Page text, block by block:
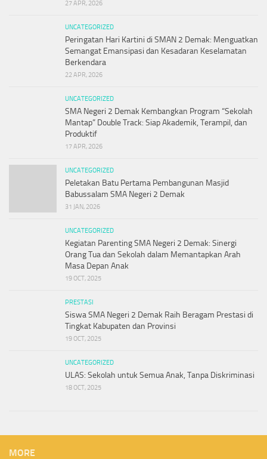
27 APR, 2026
UNCATEGORIZED
Peringatan Hari Kartini di SMAN 2 Demak: Menguatkan
Semangat Emansipasi dan Kesadaran Keselamatan
Berkendara
22 APR, 2026
UNCATEGORIZED
SMA Negeri 2 Demak Kembangkan Program “Sekolah
Mantap” Double Track: Siap Akademik, Terampil, dan
Produktif
17 APR, 2026
UNCATEGORIZED
Peletakan Batu Pertama Pembangunan Masjid
Babussalam SMA Negeri 2 Demak
31 JAN, 2026
UNCATEGORIZED
Kegiatan Parenting SMA Negeri 2 Demak: Sinergi
Orang Tua dan Sekolah dalam Memantapkan Arah
Masa Depan Anak
19 OCT, 2025
PRESTASI
Siswa SMA Negeri 2 Demak Raih Beragam Prestasi di
Tingkat Kabupaten dan Provinsi
19 OCT, 2025
UNCATEGORIZED
ULAS: Sekolah untuk Semua Anak, Tanpa Diskriminasi
18 OCT, 2025
MORE